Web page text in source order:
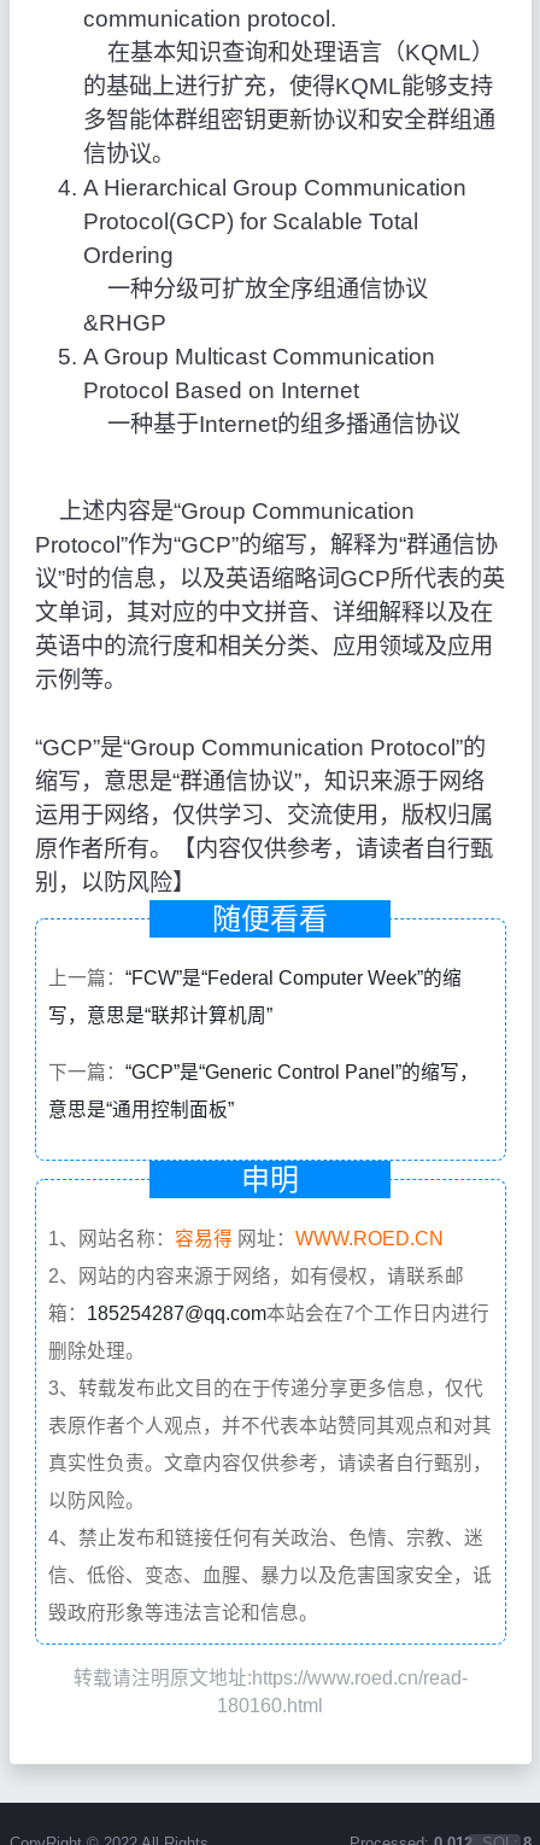
communication protocol.
在基本知识查询和处理语言（KQML）
的基础上进行扩充，使得KQML能够支持
多智能体群组密钥更新协议和安全群组通
信协议。
A Hierarchical Group Communication
Protocol(GCP) for Scalable Total
Ordering
一种分级可扩放全序组通信协议
&RHGP
A Group Multicast Communication
Protocol Based on Internet
一种基于Internet的组多播通信协议
上述内容是“Group Communication
Protocol”作为“GCP”的缩写，解释为“群通信协
议”时的信息，以及英语缩略词GCP所代表的英
文单词，其对应的中文拼音、详细解释以及在
英语中的流行度和相关分类、应用领域及应用
示例等。
“GCP”是“Group Communication Protocol”的
缩写，意思是“群通信协议”，知识来源于网络
运用于网络，仅供学习、交流使用，版权归属
原作者所有。【内容仅供参考，请读者自行甄
别，以防风险】
随便看看
上一篇： “FCW”是“Federal Computer Week”的缩
写，意思是“联邦计算机周”
下一篇： “GCP”是“Generic Control Panel”的缩写，
意思是“通用控制面板”
申明
1、网站名称： 容易得 网址： WWW.ROED.CN
2、网站的内容来源于网络，如有侵权，请联系邮
箱： 185254287@qq.com本站会在7个工作日内进行
删除处理。
3、转载发布此文目的在于传递分享更多信息，仅代
表原作者个人观点，并不代表本站赞同其观点和对其
真实性负责。文章内容仅供参考，请读者自行甄别，
以防风险。
4、禁止发布和链接任何有关政治、色情、宗教、迷
信、低俗、变态、血腥、暴力以及危害国家安全，诋
毁政府形象等违法言论和信息。
转载请注明原文地址:https://www.roed.cn/read-
180160.html